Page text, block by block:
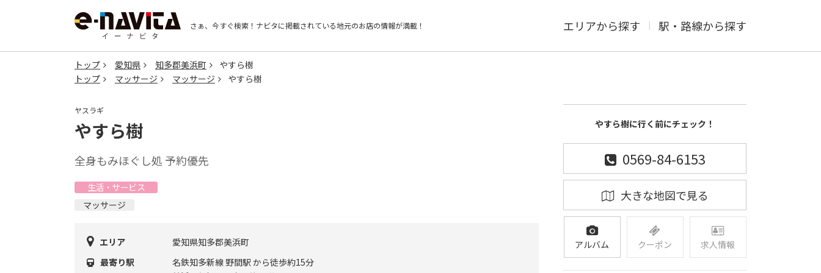
さぁ、今すぐ検索！ ナビタに掲載されている地元のお店の情報が満載！ エリアから探す 駅・路線から探す
トップ 愛知県 知多郡美浜町
やすら樹
トップ
マッサージ マッサージ やすら樹
ヤスラギ
やすら樹
全身もみほぐし処 予約優先
生活・サービス
マッサージ
エリア
愛知県知多郡美浜町
最寄り駅
名鉄知多新線 野間駅 から徒歩約15分
やすら樹に行く前にチェック！
0569-84-6153
大きな地図で見る
アルバム クーポン 求人情報